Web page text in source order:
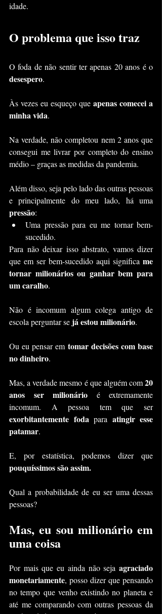
idade.
O problema que isso traz
desespero.
Às vezes eu esqueço que apenas comecei a
minha vida.
Na verdade, não completou nem 2 anos que
consegui me livrar por completo do ensino
médio – graças as medidas da pandemia.
Além disso, seja pelo lado das outras pessoas
pressão:
Uma pressão para eu me tornar bem-
sucedido.
Para não deixar isso abstrato, vamos dizer
que em ser bem-sucedido aqui significa me
tornar milionários ou ganhar bem para
um caralho.
Não é incomum algum colega antigo de
escola perguntar se já estou milionário.
Ou eu pensar em tomar decisões com base
no dinheiro.
Mas, a verdade mesmo é que alguém com 20
anos ser milionário é extremamente
incomum. A pessoa tem que ser
exorbitantemente foda para atingir esse
patamar.
pouquíssimos são assim.
Qual a probabilidade de eu ser uma dessas
pessoas?
Mas, eu sou milionário em
uma coisa
Por mais que eu ainda não seja agraciado
monetariamente, posso dizer que pensando
no tempo que venho existindo no planeta e
até me comparando com outras pessoas da